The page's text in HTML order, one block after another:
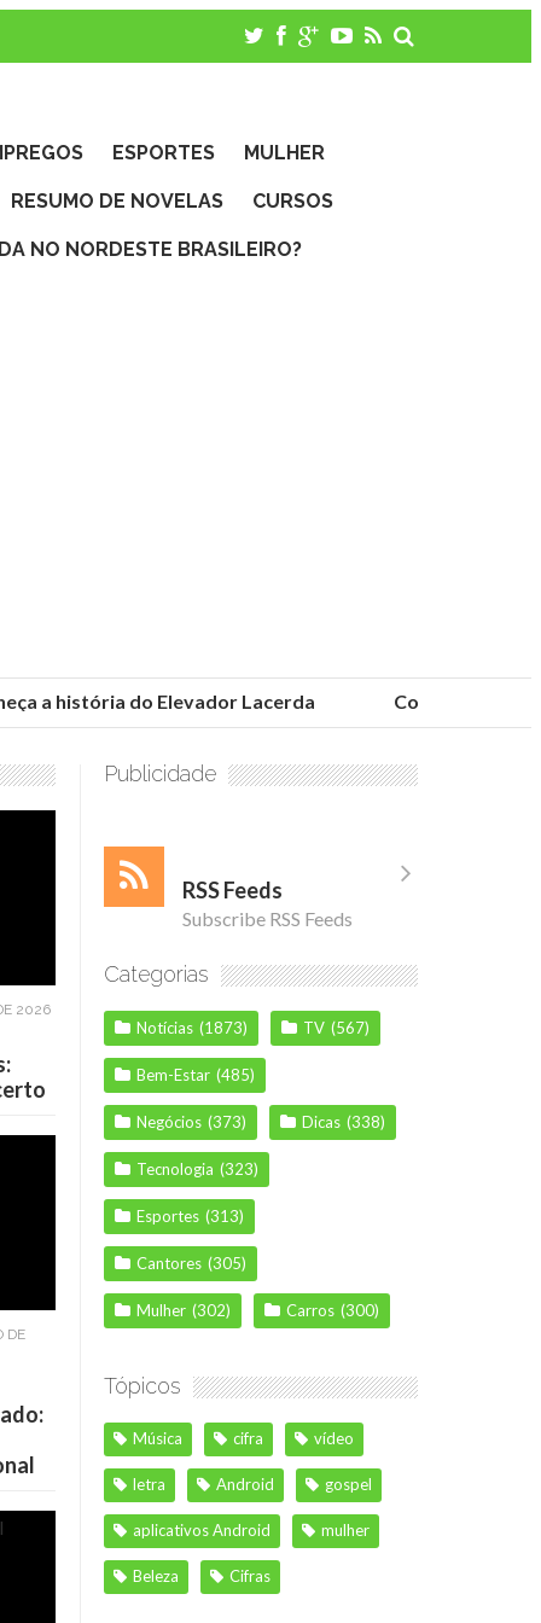
ESPORTES MULHER
RESUMO DE NOVELAS CURSOS
NO NORDESTE BRASILEIRO?
a história do Elevador Lacerda Conheça as
2026
DE
Publicidade
RSS Feeds
Subscribe RSS Feeds
Categorias
Notícias (1873) TV (567)
Bem-Estar (485)
Negócios (373) Dicas (338)
Tecnologia (323)
Esportes (313)
Cantores (305)
Mulher (302) Carros (300)
Tópicos
Música cifra vídeo
letra Android gospel
aplicativos Android mulher
Beleza Cifras